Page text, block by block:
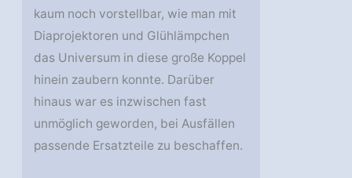
kaum noch vorstellbar, wie man mit
Diaprojektoren und Glühlämpchen
das Universum in diese große Koppel
hinein zaubern konnte. Darüber
hinaus war es inzwischen fast
unmöglich geworden, bei Ausfällen
passende Ersatzteile zu beschaffen.